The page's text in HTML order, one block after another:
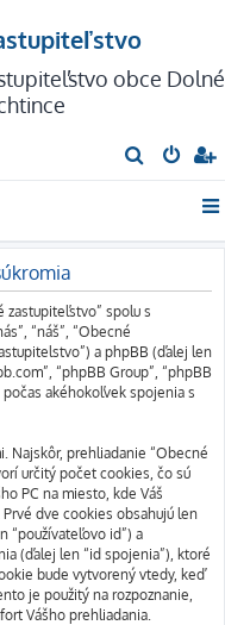
obce Dolné
ľ
d
zastupiteľstvo” spolu s
“náš”, “Obecné
a phpBB (ďalej len
“phpBB Group”, “phpBB
akéhokoľvek spojenia s
Najskôr, prehliadanie “Obecné
určitý počet cookies, čo sú
PC na miesto, kde Váš
dve cookies obsahujú len
“používateľovo id”) a
(ďalej len “id spojenia”), ktoré
bude vytvorený vtedy, keď
je použitý na rozpoznanie,
Vášho prehliadania.